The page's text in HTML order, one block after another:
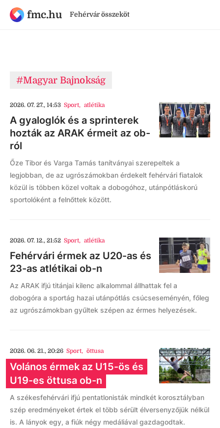
fmc.hu Fehérvár összeköt
#Magyar Bajnokság
2026. 07. 27., 14:53 Sport, atlétika
A gyaloglók és a sprinterek
hozták az ARAK érmeit az ob-
ról
Őze Tibor és Varga Tamás tanítványai szerepeltek a
legjobban, de az ugrószámokban érdekelt fehérvári fiatalok
közül is többen közel voltak a dobogóhoz, utánpótláskorú
sportolóként a felnőttek között.
2026. 07. 12., 21:52 Sport, atlétika
Fehérvári érmek az U20-as és
23-as atlétikai ob-n
Az ARAK ifjú titánjai kilenc alkalommal állhattak fel a
dobogóra a sportág hazai utánpótlás csúcseseményén, főleg
az ugrószámokban gyűltek szépen az érmes helyezések.
2026. 06. 21., 20:26 Sport, öttusa
Volános érmek az U15-ös és
U19-es öttusa ob-n
A székesfehérvári ifjú pentatlonisták mindkét korosztályban
szép eredményeket értek el több sérült élversenyzőjük nélkül
is. A lányok egy, a fiúk négy medáliával gazdagodtak.